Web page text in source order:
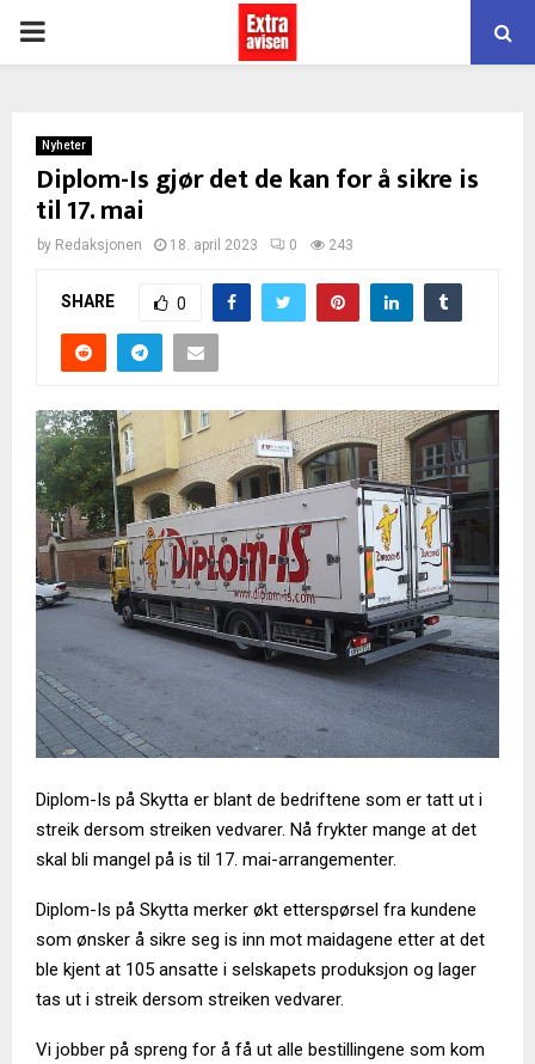
PRIMARY
Nyheter
Diplom-Is gjør det de kan for å sikre is
til 17. mai
by Redaksjonen 18. april 2023 0 243
SHARE 0
Diplom-Is på Skytta er blant de bedriftene som er tatt ut i
streik dersom streiken vedvarer. Nå frykter mange at det
skal bli mangel på is til 17. mai-arrangementer.
Diplom-Is på Skytta merker økt etterspørsel fra kundene
som ønsker å sikre seg is inn mot maidagene etter at det
ble kjent at 105 ansatte i selskapets produksjon og lager
tas ut i streik dersom streiken vedvarer.
Vi jobber på spreng for å få ut alle bestillingene som kom